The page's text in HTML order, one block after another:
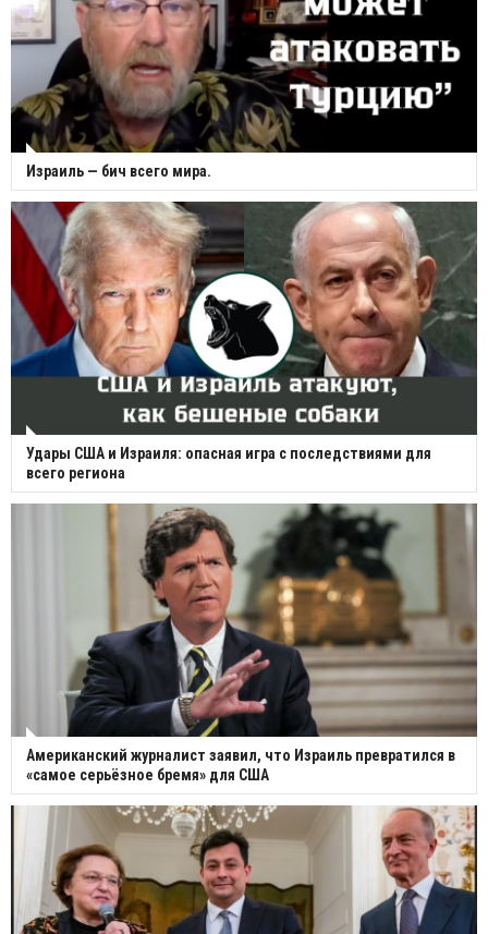
Израиль — бич всего мира.
Удары США и Израиля: опасная игра с последствиями для
всего региона
Американский журналист заявил, что Израиль превратился в
«самое серьёзное бремя» для США